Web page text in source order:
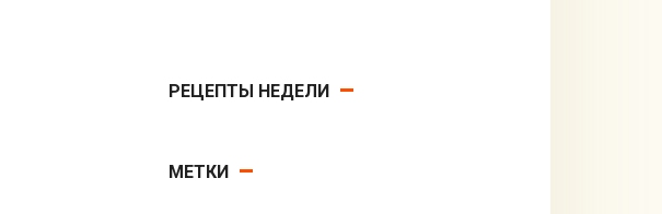
РЕЦЕПТЫ НЕДЕЛИ
МЕТКИ